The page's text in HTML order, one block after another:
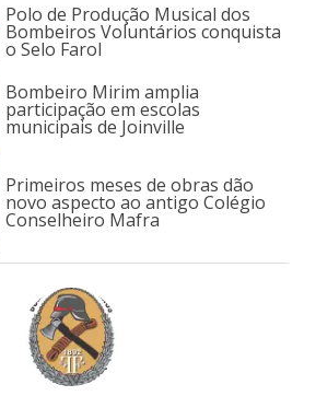
Polo de Produção Musical dos
Bombeiros Voluntários conquista
o Selo Farol
Bombeiro Mirim amplia
participação em escolas
municipais de Joinville
Primeiros meses de obras dão
novo aspecto ao antigo Colégio
Conselheiro Mafra